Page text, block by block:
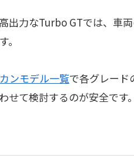
出力なTurbo GTでは、車
ンモデル一覧で各グレード
て検討するのが安全です。